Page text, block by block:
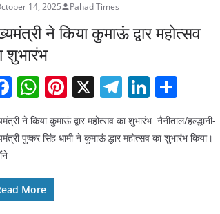
14, 2025 Pahad Times
ने किया कुमाऊं द्वार महोत्सव
शुभारंभ
F
a
c
e
b
o
W
at
A
p
Pi
nt
er
X T
e
Li
n
k ar
ने किया कुमाऊं द्वार महोत्सव का शुभारंभ नैनीताल/हल्द्धानी-
पुष्कर सिंह धामी ने कुमाऊं द्धार महोत्सव का शुभारंभ किया।
More